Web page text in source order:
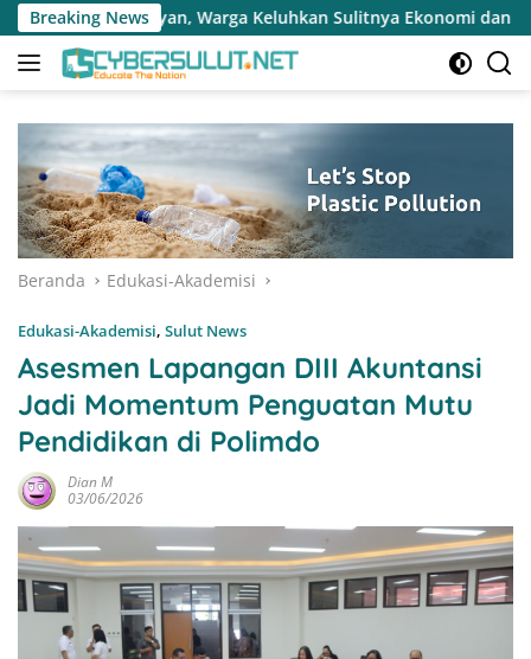
Langsung
ke
konten
Breaking News
Sulitnya Ekonomi dan Akses Pasar UMKM
Beranda Edukasi-Akademisi
Edukasi-Akademisi, Sulut News
Asesmen Lapangan DIII Akuntansi
Jadi Momentum Penguatan Mutu
Pendidikan di Polimdo
Dian M
03/06/2026